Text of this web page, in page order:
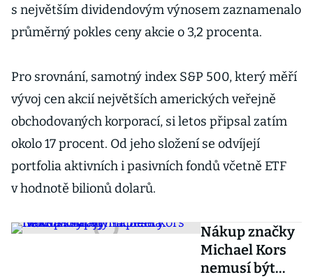
s největším dividendovým výnosem zaznamenalo
průměrný pokles ceny akcie o 3,2 procenta.
Pro srovnání, samotný index S&P 500, který měří
vývoj cen akcií největších amerických veřejně
obchodovaných korporací, si letos připsal zatím
okolo 17 procent. Od jeho složení se odvíjejí
portfolia aktivních i pasivních fondů včetně ETF
v hodnotě bilionů dolarů.
Nákup značky
Michael Kors
nemusí být